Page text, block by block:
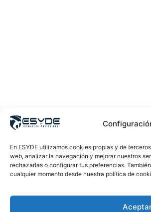
En ESYDE utilizamos cookies propias y de
web, analizar la navegación y mejorar nuestros
rechazarlas o configurar tus preferencias.
cualquier momento desde nuestra política de